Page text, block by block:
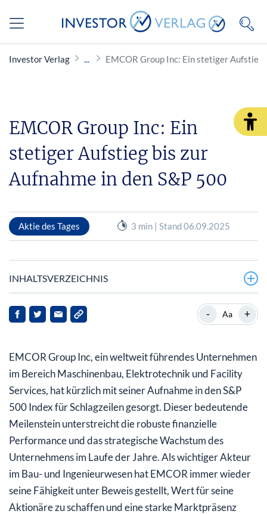
Investor Verlag EMCOR Group Inc: Ein stetiger Aufstieg
EMCOR Group Inc: Ein
stetiger Aufstieg bis zur
Aufnahme in den S&P 500
Aktie des Tages 3 min | Stand 06.09.2025
INHALTSVERZEICHNIS
Was bedeutet die Aufnahme von EMCOR in den S&P
500?
Errungenschaft beigetragen?
Was bedeutet das für Anleger?
Wie sieht die Zukunft für EMCOR aus?
- Aa +
EMCOR Group Inc, ein weltweit führendes Unternehmen
im Bereich Maschinenbau, Elektrotechnik und Facility
Services, hat kürzlich mit seiner Aufnahme in den S&P
500 Index für Schlagzeilen gesorgt. Dieser bedeutende
Meilenstein unterstreicht die robuste finanzielle
Performance und das strategische Wachstum des
Unternehmens im Laufe der Jahre. Als wichtiger Akteur
im Bau- und Ingenieurwesen hat EMCOR immer wieder
seine Fähigkeit unter Beweis gestellt, Wert für seine
Aktionäre zu schaffen und eine starke Marktpräsenz